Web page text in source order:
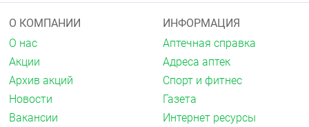
О КОМПАНИИ
О нас
Акции
Архив акций
Новости
Вакансии
ИНФОРМАЦИЯ
Аптечная справка
Адреса аптек
Спорт и фитнес
Газета
Интернет ресурсы